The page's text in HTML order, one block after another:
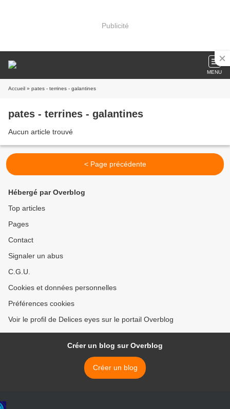
Publicité
MENU
Accueil » pates - terrines - galantines
pates - terrines - galantines
Aucun article trouvé
< Page précédente
Hébergé par Overblog
Top articles
Pages
Contact
Signaler un abus
C.G.U.
Cookies et données personnelles
Préférences cookies
Voir le profil de Delices eyes sur le portail Overblog
Créer un blog sur Overblog
Créer un blog